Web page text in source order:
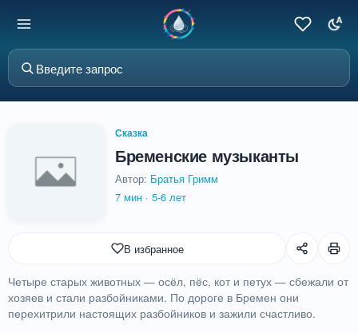
Сказка
Бременские музыканты
Автор: Братья Гримм
7 мин · 5-6 лет
Четыре старых животных — осёл, пёс, кот и петух — сбежали от
хозяев и стали разбойниками. По дороге в Бремен они
перехитрили настоящих разбойников и зажили счастливо.
В избранное